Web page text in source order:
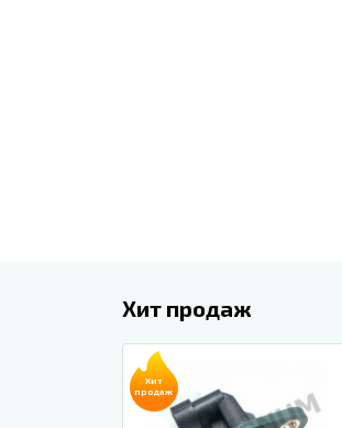
Хит продаж
Хит
продаж